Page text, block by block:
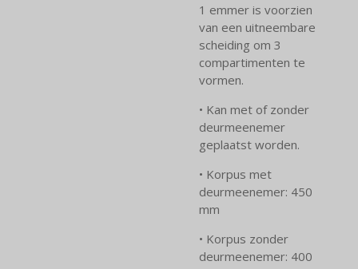
1 emmer is voorzien
van een uitneembare
scheiding om 3
compartimenten te
vormen.
• Kan met of zonder
deurmeenemer
geplaatst worden.
• Korpus met
deurmeenemer: 450
mm
• Korpus zonder
deurmeenemer: 400